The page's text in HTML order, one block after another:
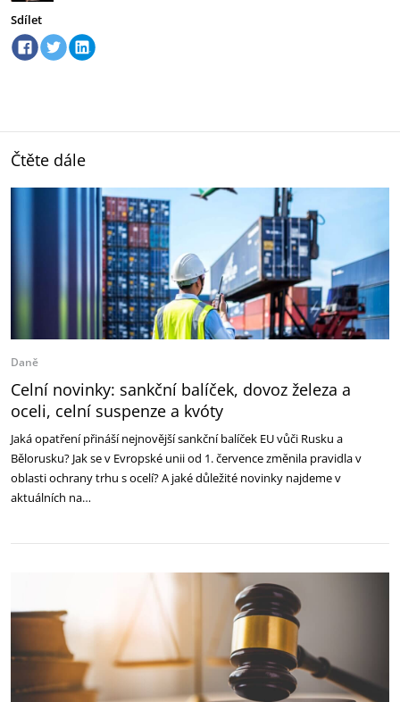
Sdílet
Čtěte dále
Daně
Celní novinky: sankční balíček, dovoz železa a
oceli, celní suspenze a kvóty
Jaká opatření přináší nejnovější sankční balíček EU vůči Rusku a
Bělorusku? Jak se v Evropské unii od 1. července změnila pravidla v
oblasti ochrany trhu s ocelí? A jaké důležité novinky najdeme v
aktuálních na…